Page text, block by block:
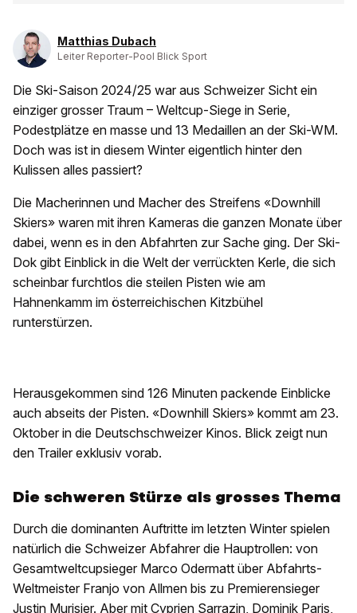
Matthias Dubach
Leiter Reporter-Pool Blick Sport
Die Ski-Saison 2024/25 war aus Schweizer Sicht ein
einziger grosser Traum – Weltcup-Siege in Serie,
Podestplätze en masse und 13 Medaillen an der Ski-WM.
Doch was ist in diesem Winter eigentlich hinter den
Kulissen alles passiert?
Die Macherinnen und Macher des Streifens «Downhill
Skiers» waren mit ihren Kameras die ganzen Monate über
dabei, wenn es in den Abfahrten zur Sache ging. Der Ski-
Dok gibt Einblick in die Welt der verrückten Kerle, die sich
scheinbar furchtlos die steilen Pisten wie am
Hahnenkamm im österreichischen Kitzbühel
runterstürzen.
Herausgekommen sind 126 Minuten packende Einblicke
auch abseits der Pisten. «Downhill Skiers» kommt am 23.
Oktober in die Deutschschweizer Kinos. Blick zeigt nun
den Trailer exklusiv vorab.
Die schweren Stürze als grosses Thema
Durch die dominanten Auftritte im letzten Winter spielen
natürlich die Schweizer Abfahrer die Hauptrollen: von
Gesamtweltcupsieger Marco Odermatt über Abfahrts-
Weltmeister Franjo von Allmen bis zu Premierensieger
Justin Murisier. Aber mit Cyprien Sarrazin, Dominik Paris,